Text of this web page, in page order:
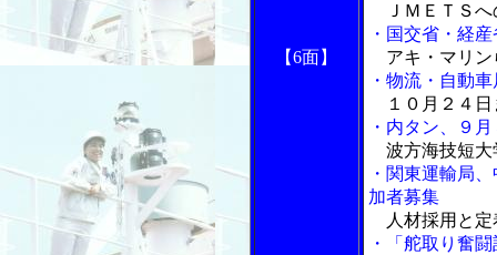
【6面】
ＪＭＥＴＳへ
・国交省・経
アキ・マリン
・物流・自動
１０月２４日
・内タン、９
波方海技短大
・関東運輸局
加者募集
人材採用と定
・「舵取り奮